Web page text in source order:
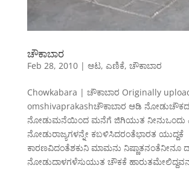
ಚೌಕಾಬಾರ
Feb 28, 2010| ಆಟ, ಎಣಿಕೆ, ಚೌಕಾಬಾರ
Chowkabara | ಚೌಕಾಬಾರ Originally
omshivaprakashಚೌಕಾಬಾರ ಆಡಿ
ನೋಡುಮನೆಯಿಂದ ಮನೆಗೆ ಜಿಗಿಯುತ ನೀನುಒಂದು
ನೋಡುರಾಜ್ಯಗಳನ್ನೇ ಕಬಳಿಸಿದರಂತೆಭಾರತ ಯುದ್ದಕೆ
ಕಾರಣವಿದಂತೆಶಕುನಿ ಮಾಮನು ನಿಷ್ಣಾತನಂತೆನೀನೂ
ನೋಡುದಾಳಗಳೆಸುಯುತ ಚೌಕಕೆ